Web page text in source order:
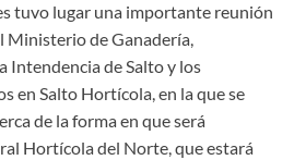
tuvo lugar una importante reunión
Ministerio de Ganadería,
Intendencia de Salto y los
en Salto Hortícola, en la que se
de la forma en que será
Hortícola del Norte, que estará